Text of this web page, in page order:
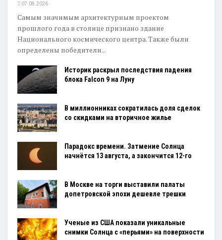
07.08.2026
Самым значимым архитектурным проектом
прошлого года в столице признано здание
Национального космического центра. Также были
определены победители...
Историк раскрыл последствия падения
блока Falcon 9 на Луну
В миллионниках сократилась доля сделок
со скидками на вторичное жилье
Парадокс времени. Затмение Солнца
начнётся 13 августа, а закончится 12-го
В Москве на торги выставили палаты
допетровской эпохи дешевле трешки
Ученые из США показали уникальные
снимки Солнца с «перьями» на поверхности